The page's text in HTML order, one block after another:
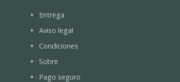
Entrega
Aviso legal
Condiciones
Sobre
Pago seguro